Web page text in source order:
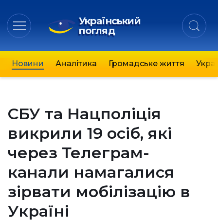
Український
погляд
Новини Аналітика Громадське життя
СБУ та Нацполіція
викрили 19 осіб, які
через Телеграм-
канали намагалися
зірвати мобілізацію в
Україні